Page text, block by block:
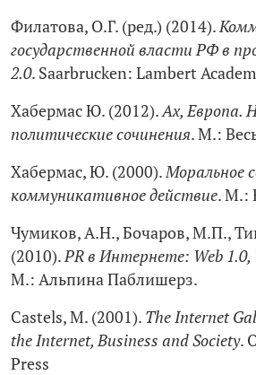
Филатова, О.Г. (ред.) (2014).
государственной власти РФ в
2.0. Saarbrucken: Lambert
Хабермас Ю. (2012).Ах, Европа.
политические сочинения. М.:
Хабермас, Ю. (2000).Моральное
коммуникативное действие. М.:
Чумиков, А.Н., Бочаров, М.П.,
(2010).PR в Интернете: Web 1.0,
М.: Альпина Паблишерз.
Сastels, M. (2001). The Internet
the Internet, Business and Society.
Press